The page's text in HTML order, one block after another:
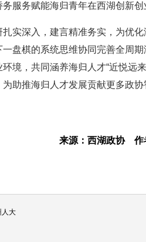
服务赋能海归青年在西湖创新创
实深入，建言精准务实，为优
盘棋的系统思维协同完善全周期
境，共同涵养海归人才“近悦远
助推海归人才发展贡献更多政协
来源：西湖政协
人大